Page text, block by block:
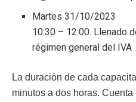
Martes 31/10/2023
10:30 – 12:00. Llenado
régimen general del IVA
La duración de cada
minutos a dos horas.